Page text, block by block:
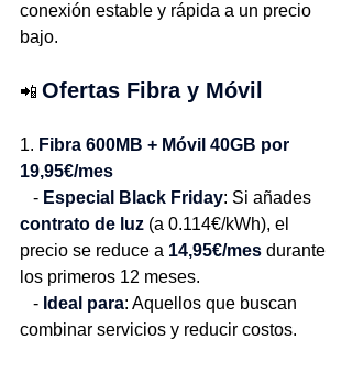
conexión estable y rápida a un precio
bajo.
📲 Ofertas Fibra y Móvil
1. Fibra 600MB + Móvil 40GB por
19,95€/mes
   -
Especial Black Friday: Si añades
contrato de luz (a 0.114€/kWh), el
precio se reduce a 14,95€/mes durante
los primeros 12 meses.
   -
Ideal para: Aquellos que buscan
combinar servicios y reducir costos.